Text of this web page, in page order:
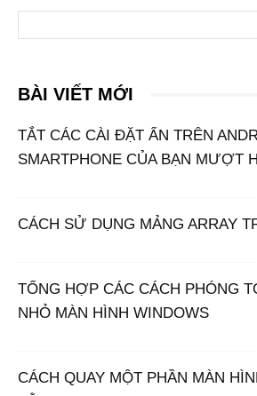
BÀI VIẾT MỚI
TẮT CÁC CÀI ĐẶT ẨN TRÊN
SMARTPHONE CỦA BẠN MƯỢT
CÁCH SỬ DỤNG MẢNG ARRAY
TỔNG HỢP CÁC CÁCH PHÓNG
NHỎ MÀN HÌNH WINDOWS
CÁCH QUAY MỘT PHẦN MÀN